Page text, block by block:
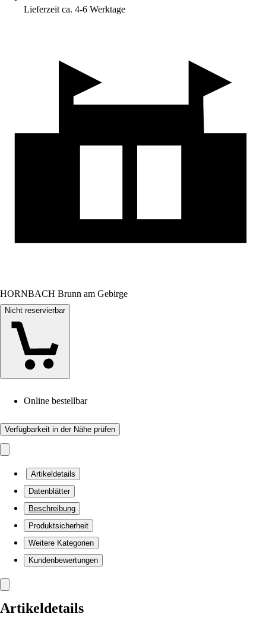
Lieferzeit ca. 4-6 Werktage
HORNBACH Brunn am Gebirge
Nicht reservierbar
Online bestellbar
Verfügbarkeit in der Nähe prüfen
Artikeldetails
Datenblätter
Beschreibung
Produktsicherheit
Weitere Kategorien
Kundenbewertungen
Artikeldetails